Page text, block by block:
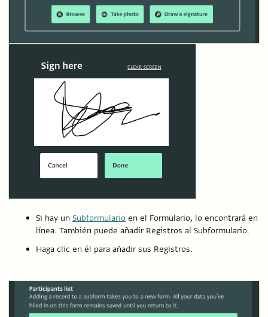
Si hay un Subformulario en el Formulario, lo encontrará en
línea. También puede añadir Registros al Subformulario.
Haga clic en él para añadir sus Registros.